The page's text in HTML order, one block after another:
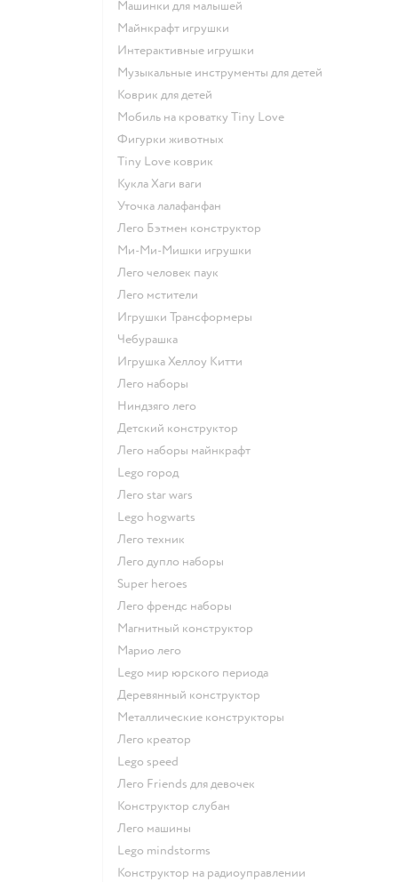
Машинки для малышей
Майнкрафт игрушки
Интерактивные игрушки
Музыкальные инструменты для детей
Коврик для детей
Мобиль на кроватку Tiny Love
Фигурки животных
Tiny Love коврик
Кукла Хаги ваги
Уточка лалафанфан
Лего Бэтмен конструктор
Ми-Ми-Мишки игрушки
Лего человек паук
Лего мстители
Игрушки Трансформеры
Чебурашка
Игрушка Хеллоу Китти
Лего наборы
Ниндзяго лего
Детский конструктор
Лего наборы майнкрафт
Lego город
Лего star wars
Lego hogwarts
Лего техник
Лего дупло наборы
Super heroes
Лего френдс наборы
Магнитный конструктор
Марио лего
Lego мир юрского периода
Деревянный конструктор
Металлические конструкторы
Лего креатор
Lego speed
Лего Friends для девочек
Конструктор слубан
Лего машины
Lego mindstorms
Конструктор на радиоуправлении